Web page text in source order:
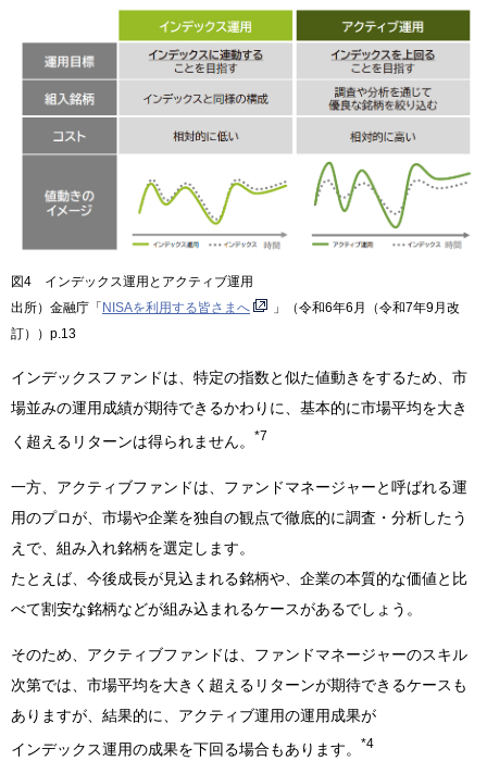
図4 インデックス運用とアクティブ運用
出所）金融庁「 NISAを利用する皆さまへ
」（令和6年6月（令和7年9月改
訂））p.13
インデックスファンドは、特定の指数と似た値動きをするため、市
場並みの運用成績が期待できるかわりに、基本的に市場平均を大き
く超えるリターンは得られません。
*7
一方、アクティブファンドは、ファンドマネージャーと呼ばれる運
用のプロが、市場や企業を独自の観点で徹底的に調査・分析したう
えで、組み入れ銘柄を選定します。
たとえば、今後成長が見込まれる銘柄や、企業の本質的な価値と比
べて割安な銘柄などが組み込まれるケースがあるでしょう。
そのため、アクティブファンドは、ファンドマネージャーのスキル
次第では、市場平均を大きく超えるリターンが期待できるケースも
ありますが、結果的に、アクティブ運用の運用成果が
インデックス運用の成果を下回る場合もあります。
*4